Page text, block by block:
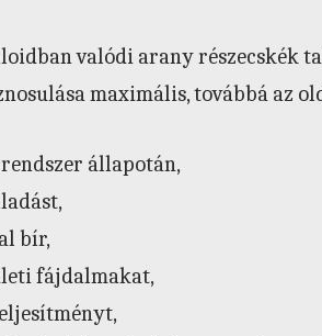
valódi arany részecskék
maximális, továbbá az
állapotán,
bír,
fájdalmakat,